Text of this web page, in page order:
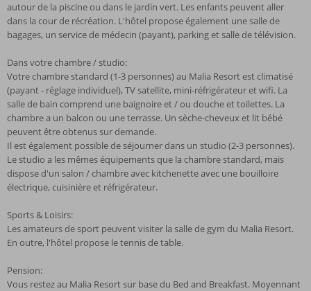
autour de la piscine ou dans le jardin vert. Les enfants peuvent aller
dans la cour de récréation. L'hôtel propose également une salle de
bagages, un service de médecin (payant), parking et salle de télévision.
Dans votre chambre / studio:
Votre chambre standard (1-3 personnes) au Malia Resort est climatisé
(payant - réglage individuel), TV satellite, mini-réfrigérateur et wifi. La
salle de bain comprend une baignoire et / ou douche et toilettes. La
chambre a un balcon ou une terrasse. Un sèche-cheveux et lit bébé
peuvent être obtenus sur demande.
Il est également possible de séjourner dans un studio (2-3 personnes).
Le studio a les mêmes équipements que la chambre standard, mais
dispose d'un salon / chambre avec kitchenette avec une bouilloire
électrique, cuisinière et réfrigérateur.
Sports & Loisirs:
Les amateurs de sport peuvent visiter la salle de gym du Malia Resort.
En outre, l'hôtel propose le tennis de table.
Pension:
Vous restez au Malia Resort sur base du Bed and Breakfast. Moyennant